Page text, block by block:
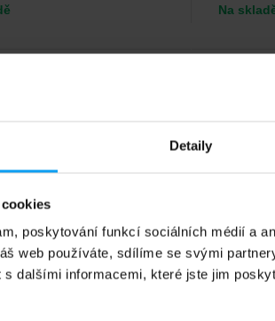
Detaily
poskytování funkcí sociálních médií a
web používáte, sdílíme se svými
s dalšími informacemi, které jste jim
Na
2300 g
Amix